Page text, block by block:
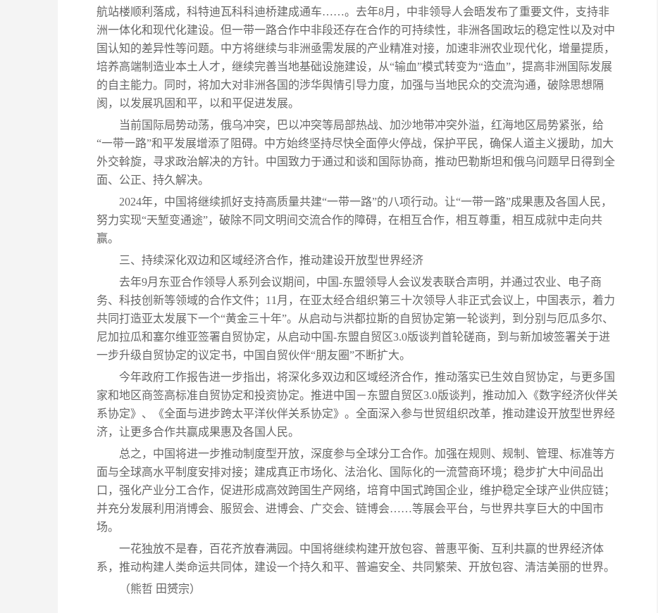
航站楼顺利落成，科特迪瓦科科迪桥建成通车……。去年8月，中非领导人会晤发布了重要文件，支持非
洲一体化和现代化建设。但一带一路合作中非段还存在合作的可持续性，非洲各国政坛的稳定性以及对中
国认知的差异性等问题。中方将继续与非洲亟需发展的产业精准对接，加速非洲农业现代化，增量提质，
培养高端制造业本土人才，继续完善当地基础设施建设，从“输血”模式转变为“造血”，提高非洲国际发展
的自主能力。同时，将加大对非洲各国的涉华舆情引导力度，加强与当地民众的交流沟通，破除思想隔
阂，以发展巩固和平，以和平促进发展。
当前国际局势动荡，俄乌冲突，巴以冲突等局部热战、加沙地带冲突外溢，红海地区局势紧张，给
“一带一路”和平发展增添了阻碍。中方始终坚持尽快全面停火停战，保护平民，确保人道主义援助，加大
外交斡旋，寻求政治解决的方针。中国致力于通过和谈和国际协商，推动巴勒斯坦和俄乌问题早日得到全
面、公正、持久解决。
2024年，中国将继续抓好支持高质量共建“一带一路”的八项行动。让“一带一路”成果惠及各国人民，
努力实现“天堑变通途”，破除不同文明间交流合作的障碍，在相互合作，相互尊重，相互成就中走向共
赢。
三、持续深化双边和区域经济合作，推动建设开放型世界经济
去年9月东亚合作领导人系列会议期间，中国-东盟领导人会议发表联合声明，并通过农业、电子商
务、科技创新等领域的合作文件；11月，在亚太经合组织第三十次领导人非正式会议上，中国表示，着力
共同打造亚太发展下一个“黄金三十年”。从启动与洪都拉斯的自贸协定第一轮谈判，到分别与厄瓜多尔、
尼加拉瓜和塞尔维亚签署自贸协定，从启动中国-东盟自贸区3.0版谈判首轮磋商，到与新加坡签署关于进
一步升级自贸协定的议定书，中国自贸伙伴“朋友圈”不断扩大。
今年政府工作报告进一步指出，将深化多双边和区域经济合作，推动落实已生效自贸协定，与更多国
家和地区商签高标准自贸协定和投资协定。推进中国－东盟自贸区3.0版谈判，推动加入《数字经济伙伴关
系协定》、《全面与进步跨太平洋伙伴关系协定》。全面深入参与世贸组织改革，推动建设开放型世界经
济，让更多合作共赢成果惠及各国人民。
总之，中国将进一步推动制度型开放，深度参与全球分工合作。加强在规则、规制、管理、标准等方
面与全球高水平制度安排对接；建成真正市场化、法治化、国际化的一流营商环境；稳步扩大中间品出
口，强化产业分工合作，促进形成高效跨国生产网络，培育中国式跨国企业，维护稳定全球产业供应链；
并充分发展利用消博会、服贸会、进博会、广交会、链博会……等展会平台，与世界共享巨大的中国市
场。
一花独放不是春，百花齐放春满园。中国将继续构建开放包容、普惠平衡、互利共赢的世界经济体
系，推动构建人类命运共同体，建设一个持久和平、普遍安全、共同繁荣、开放包容、清洁美丽的世界。
（熊哲 田赟宗）